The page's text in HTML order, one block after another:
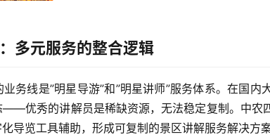
多元服务的整合逻辑
务线是”明星导游”和”明星讲师”服务体系。在国内
优秀的讲解员是稀缺资源，无法稳定复制。中农
导览工具辅助，形成可复制的景区讲解服务解决方案